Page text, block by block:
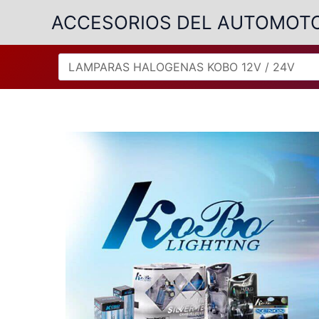
contenido
ACCESORIOS DEL